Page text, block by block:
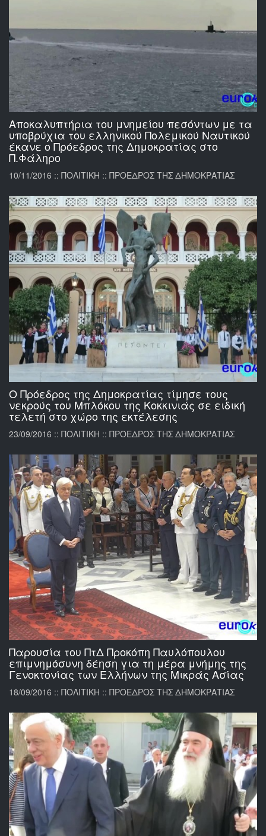
Αποκαλυπτήρια του μνημείου πεσόντων με τα
υποβρύχια του ελληνικού Πολεμικού Ναυτικού
έκανε ο Πρόεδρος της Δημοκρατίας στο
Π.Φάληρο
10/11/2016 :: ΠΟΛΙΤΙΚΗ :: ΠΡΟΕΔΡΟΣ ΤΗΣ ΔΗΜΟΚΡΑΤΙΑΣ
Ο Πρόεδρος της Δημοκρατίας τίμησε τους
νεκρούς του Μπλόκου της Κοκκινιάς σε ειδική
τελετή στο χώρο της εκτέλεσης
23/09/2016 :: ΠΟΛΙΤΙΚΗ :: ΠΡΟΕΔΡΟΣ ΤΗΣ ΔΗΜΟΚΡΑΤΙΑΣ
Παρουσία του ΠτΔ Προκόπη Παυλόπουλου
επιμνημόσυνη δέηση για τη μέρα μνήμης της
Γενοκτονίας των Ελλήνων της Μικράς Ασίας
18/09/2016 :: ΠΟΛΙΤΙΚΗ :: ΠΡΟΕΔΡΟΣ ΤΗΣ ΔΗΜΟΚΡΑΤΙΑΣ